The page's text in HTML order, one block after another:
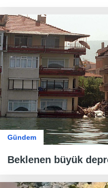
Gündem
Beklenen büyük